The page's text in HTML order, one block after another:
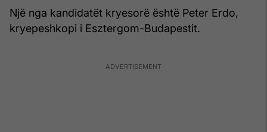
Një nga kandidatët kryesorë është Peter Erdo,
kryepeshkopi i Esztergom-Budapestit.